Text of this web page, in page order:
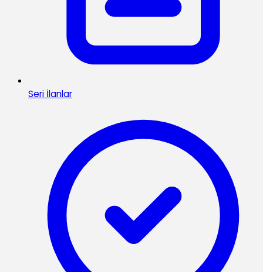
Seri İlanlar